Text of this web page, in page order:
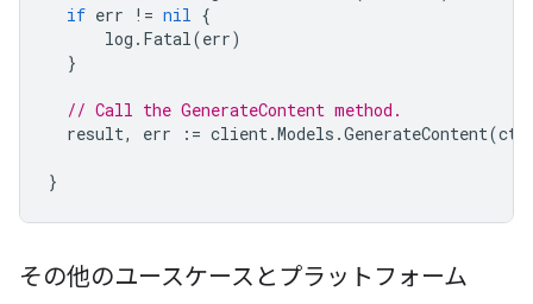
if err != nil {
log . Fatal(err)
}
// Call the GenerateContent method.
result, err := client.Models .GenerateContent(ctx
}
その他のユースケースとプラットフォーム